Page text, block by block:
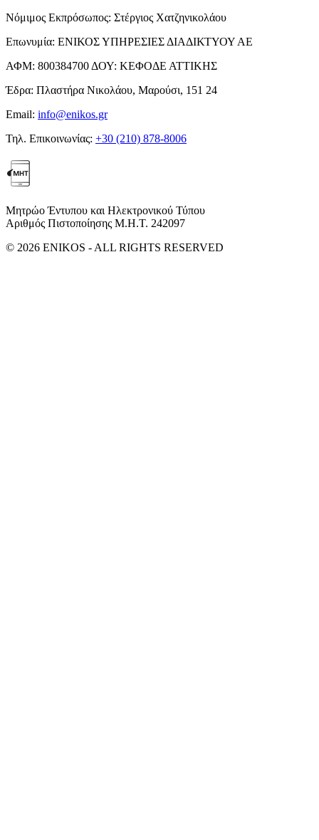
Νόμιμος Εκπρόσωπος: Στέργιος Χατζηνικολάου
Επωνυμία: ΕΝΙΚΟΣ ΥΠΗΡΕΣΙΕΣ ΔΙΑΔΙΚΤΥΟΥ ΑΕ
ΑΦΜ: 800384700 ΔΟΥ: ΚΕΦΟΔΕ ΑΤΤΙΚΗΣ
Έδρα: Πλαστήρα Νικολάου, Μαρούσι, 151 24
Email: info@enikos.gr
Τηλ. Επικοινωνίας: +30 (210) 878-8006
Μητρώο Έντυπου και Ηλεκτρονικού Τύπου
Αριθμός Πιστοποίησης Μ.Η.Τ. 242097
© 2026 ENIKOS - ALL RIGHTS RESERVED